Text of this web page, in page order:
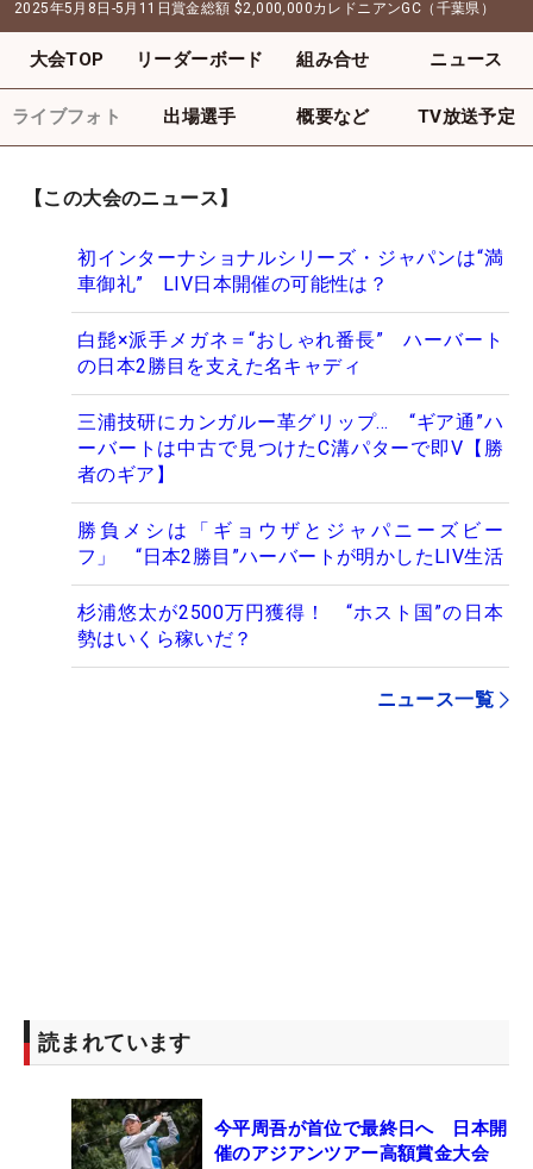
2025年5月8日-5月11日賞金総額 $2,000,000カレドニアンGC（千葉県）
大会TOP リーダーボード 組み合せ ニュース
ライブフォト 出場選手 概要など TV放送予定
【この大会のニュース】
初インターナショナルシリーズ・ジャパンは“満
車御礼” LIV日本開催の可能性は？
白髭×派手メガネ＝“おしゃれ番長” ハーバート
の日本2勝目を支えた名キャディ
三浦技研にカンガルー革グリップ… “ギア通”ハ
ーバートは中古で見つけたC溝パターで即V【勝
者のギア】
勝負メシは「ギョウザとジャパニーズビー
フ」 “日本2勝目”ハーバートが明かしたLIV生活
杉浦悠太が2500万円獲得！ “ホスト国”の日本
勢はいくら稼いだ？
ニュース一覧
読まれています
今平周吾が首位で最終日へ 日本開
催のアジアンツアー高額賞金大会